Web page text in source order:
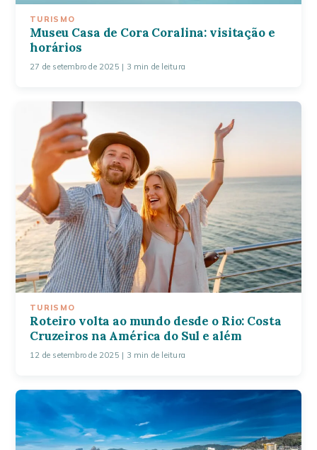
TURISMO
Museu Casa de Cora Coralina: visitação e
horários
27 de setembro de 2025 | 3 min de leitura
TURISMO
Roteiro volta ao mundo desde o Rio: Costa
Cruzeiros na América do Sul e além
12 de setembro de 2025 | 3 min de leitura